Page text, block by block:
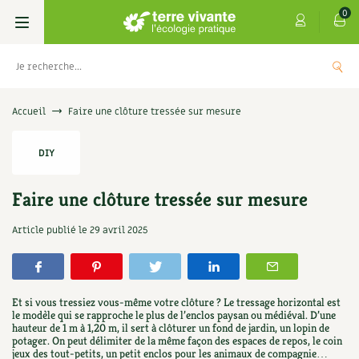
0
Livres
Permaculture, Jardin bio
Verger, arbres
Petit élevage
Aménagement jardin
Les 4 saisons
Se réabonner
Offrir un abonnement
Les numéros
4 saisons
Boutique
Graines, semences
Potagères
Aromatiques
Florales
Cartes cadeau
Centre Terre vivante
Découvrir le Centre
Visiter en famille, entre amis
Infos & conseils
Jardin bio
Parole libre
Accueil Faire une clôture tressée sur mesure
DIY
Faire une clôture tressée sur mesure
Article publié le 29 avril 2025
Et si vous tressiez vous-même votre clôture ? Le tressage horizontal est
le modèle qui se rapproche le plus de l’enclos paysan ou médiéval. D’une
hauteur de 1 m à 1,20 m, il sert à clôturer un fond de jardin, un lopin de
potager. On peut délimiter de la même façon des espaces de repos, le coin
jeux des tout-petits, un petit enclos pour les animaux de compagnie…
5,00€